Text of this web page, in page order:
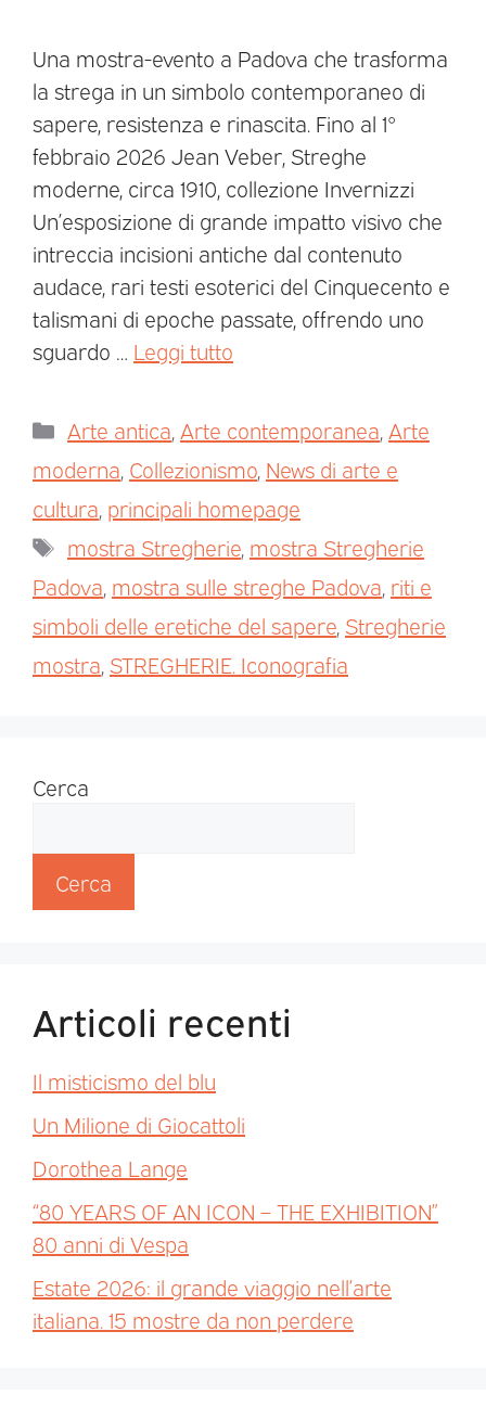
Una mostra-evento a Padova che trasforma
la strega in un simbolo contemporaneo di
sapere, resistenza e rinascita. Fino al 1°
febbraio 2026 Jean Veber, Streghe
moderne, circa 1910, collezione Invernizzi
Un’esposizione di grande impatto visivo che
intreccia incisioni antiche dal contenuto
audace, rari testi esoterici del Cinquecento e
talismani di epoche passate, offrendo uno
sguardo … Leggi tutto
Arte antica Arte contemporanea Arte
moderna Collezionismo News di arte e
cultura principali homepage
mostra Stregherie mostra Stregherie
Padova mostra sulle streghe Padova riti e
simboli delle eretiche del sapere Stregherie
mostra STREGHERIE. Iconografia
Cerca
Cerca
Articoli recenti
Il misticismo del blu
Un Milione di Giocattoli
Dorothea Lange
“80 YEARS OF AN ICON – THE EXHIBITION”
80 anni di Vespa
Estate 2026: il grande viaggio nell’arte
italiana. 15 mostre da non perdere